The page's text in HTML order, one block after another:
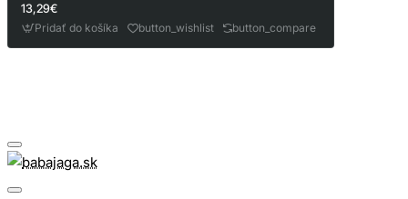
13,29€
Pridať do košíka button_wishlist button_compare